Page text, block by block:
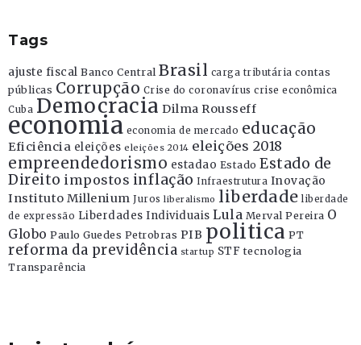
Tags
ajuste fiscal Banco Central Brasil carga tributária contas
públicas Corrupção Crise do coronavírus crise econômica
Cuba Democracia Dilma Rousseff
economia economia de mercado educação
Eficiência eleições eleições 2014 eleições 2018
empreendedorismo estadao Estado Estado de
Direito impostos inflação Infraestrutura Inovação
Instituto Millenium Juros liberalismo liberdade liberdade
de expressão Liberdades Individuais Lula Merval Pereira O
Globo Paulo Guedes Petrobras PIB politica PT
reforma da previdência startup STF tecnologia
Transparência